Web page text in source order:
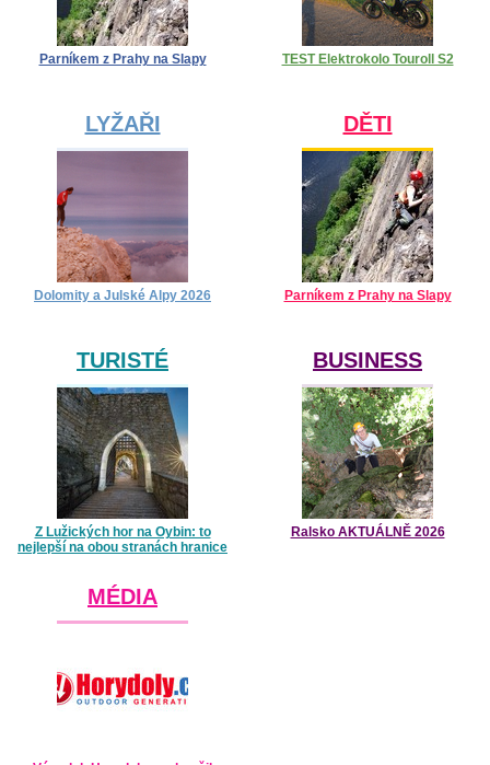
Parníkem z Prahy na Slapy TEST Elektrokolo Touroll S2
LYŽAŘI
Dolomity a Julské Alpy 2026
DĚTI
Parníkem z Prahy na Slapy
TURISTÉ
Z Lužických hor na Oybin: to
nejlepší na obou stranách hranice
BUSINESS
Ralsko AKTUÁLNĚ 2026
MÉDIA